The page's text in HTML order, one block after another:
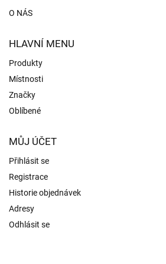
O NÁS
HLAVNÍ MENU
Produkty
Místnosti
Značky
Oblíbené
MŮJ ÚČET
Přihlásit se
Registrace
Historie objednávek
Adresy
Odhlásit se